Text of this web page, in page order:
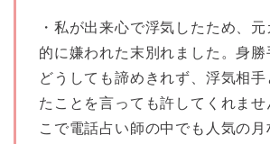
・私が出来心で浮気したため、
的に嫌われた末別れました。身
どうしても諦めきれず、浮気相手
たことを言っても許してくれませ
こで電話占い師の中でも人気の